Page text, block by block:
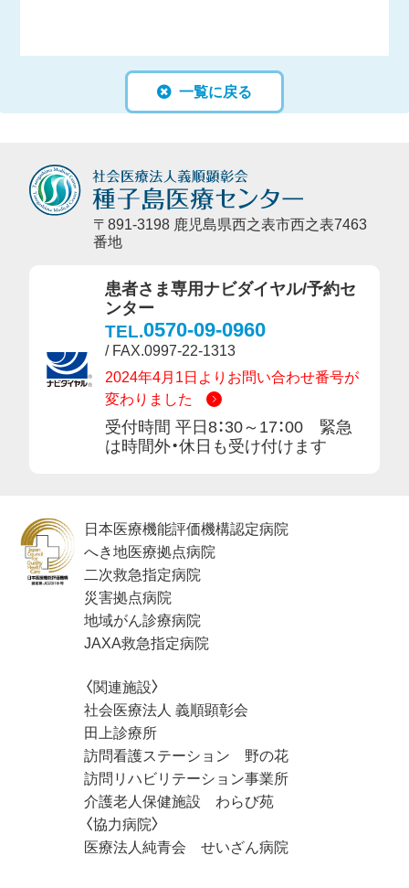
一覧に戻る
〒891-3198 鹿児島県西之表市西之表7463
番地
患者さま専用ナビダイヤル/予約セ
ンター
TEL.0570-09-0960
/ FAX.0997-22-1313
2024年4月1日よりお問い合わせ番号が
変わりました
受付時間 平日8：30～17：00 緊急
は時間外・休日も受け付けます
日本医療機能評価機構認定病院
へき地医療拠点病院
二次救急指定病院
災害拠点病院
地域がん診療病院
JAXA救急指定病院
〈関連施設〉
社会医療法人 義順顕彰会
田上診療所
訪問看護ステーション 野の花
訪問リハビリテーション事業所
介護老人保健施設 わらび苑
〈協力病院〉
医療法人純青会 せいざん病院